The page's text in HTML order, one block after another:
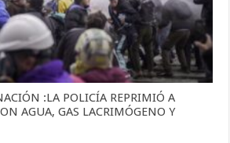
:LA POLICÍA REPRIMIÓ A
AGUA, GAS LACRIMÓGENO Y